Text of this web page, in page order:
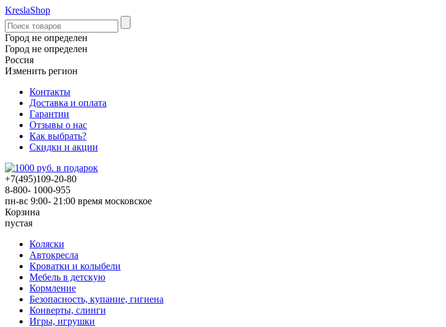
KreslaShop
Город не определен
Город не определен
Россия
Изменить регион
Контакты
Доставка и оплата
Гарантии
Отзывы о нас
Как выбрать?
Скидки и акции
+7(495)109-20-80
8-800- 1000-955
пн-вс 9:00- 21:00 время московское
Корзина
пустая
Коляски
Автокресла
Кроватки и колыбели
Мебель в детскую
Кормление
Безопасность, купание, гигиена
Конверты, слинги
Игры, игрушки